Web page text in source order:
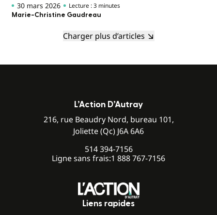
30 mars 2026 Lecture : 3 minutes
Marie-Christine Gaudreau
Charger plus d’articles
L’Action D’Autray
216, rue Beaudry Nord, bureau 101,
Joliette (Qc) J6A 6A6
514 394-7156
Ligne sans frais:1 888 767-7156
Liens rapides